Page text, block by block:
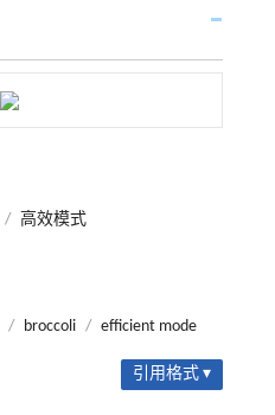
/ 高效模式
/ broccoli / efficient mode
引用格式 ▾